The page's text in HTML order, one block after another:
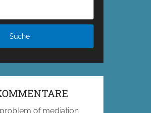
of mediation